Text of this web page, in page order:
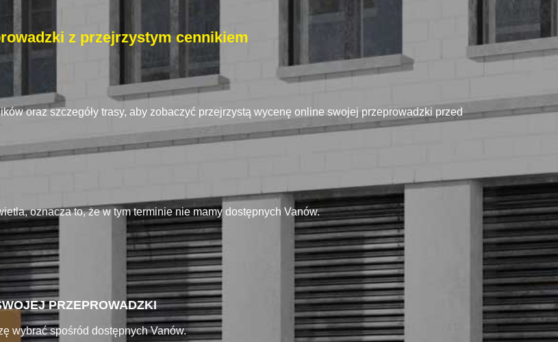
z przejrzystym cennikiem
oraz szczegóły trasy, aby zobaczyć przejrzystą wycenę online swojej przeprowadzki przed
oznacza to, że w tym terminie nie mamy dostępnych Vanów.
PRZEPROWADZKI
wybrać spośród dostępnych Vanów.